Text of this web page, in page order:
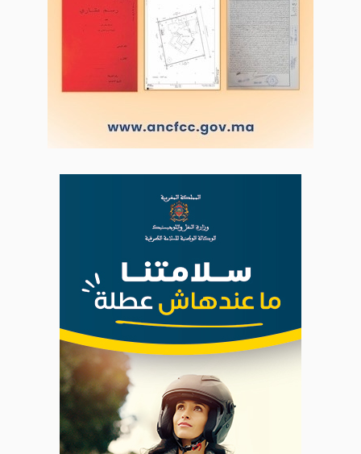
LODJ AUDIO
WEB RADIO R212
Copyright © 2022 Groupe de presse Arrissala
Ce site utilise Google Analytics. En continuant à naviguer, vous nous
autorisez à déposer un cookie à des fins de mesure d'audience